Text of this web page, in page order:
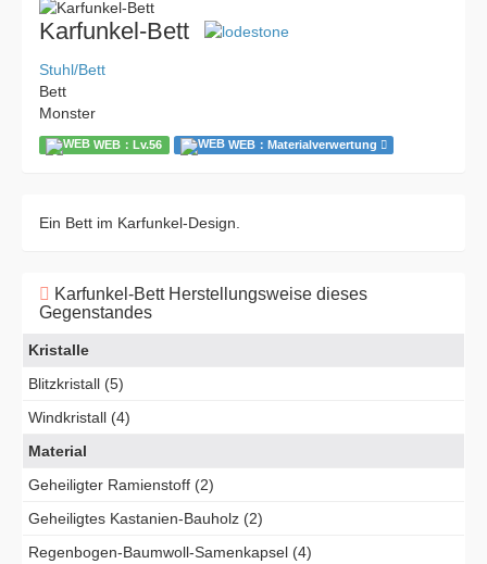
Karfunkel-Bett
Stuhl/Bett
Bett
Monster
WEB：Lv.56 WEB：Materialverwertung
Ein Bett im Karfunkel-Design.
Karfunkel-Bett Herstellungsweise dieses
Gegenstandes
Kristalle
Blitzkristall (5)
Windkristall (4)
Material
Geheiligter Ramienstoff (2)
Geheiligtes Kastanien-Bauholz (2)
Regenbogen-Baumwoll-Samenkapsel (4)